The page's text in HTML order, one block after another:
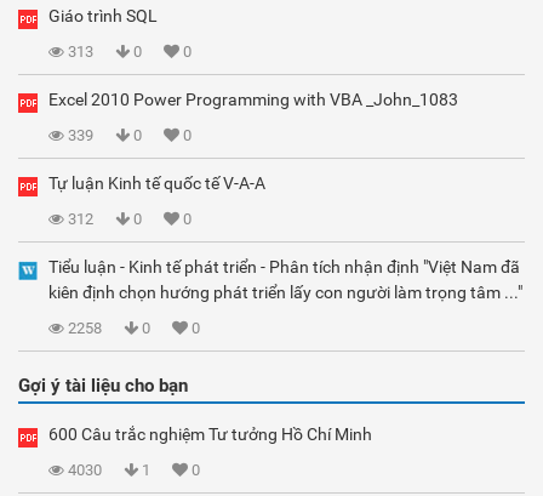
Giáo trình SQL
313 0 0
Excel 2010 Power Programming with VBA _John_1083
339 0 0
Tự luận Kinh tế quốc tế V-A-A
312 0 0
Tiểu luận - Kinh tế phát triển - Phân tích nhận định "Việt Nam đã
kiên định chọn hướng phát triển lấy con người làm trọng tâm ..."
2258 0 0
Gợi ý tài liệu cho bạn
600 Câu trắc nghiệm Tư tưởng Hồ Chí Minh
4030 1 0